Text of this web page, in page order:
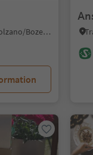
Gries/Gries, Bolzano/Bozen, Bolzano/Bozen and environs